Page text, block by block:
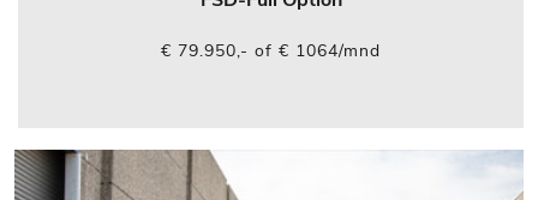
€ 79.950,- of € 1064/mnd